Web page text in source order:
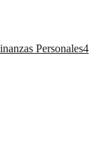
Personales4